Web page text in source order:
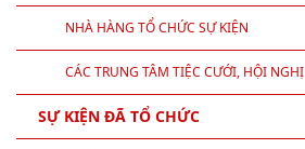
NHÀ HÀNG TỔ CHỨC SỰ KIỆN
CÁC TRUNG TÂM TIỆC CƯỚI, HỘI NGHỊ
SỰ KIỆN ĐÃ TỔ CHỨC